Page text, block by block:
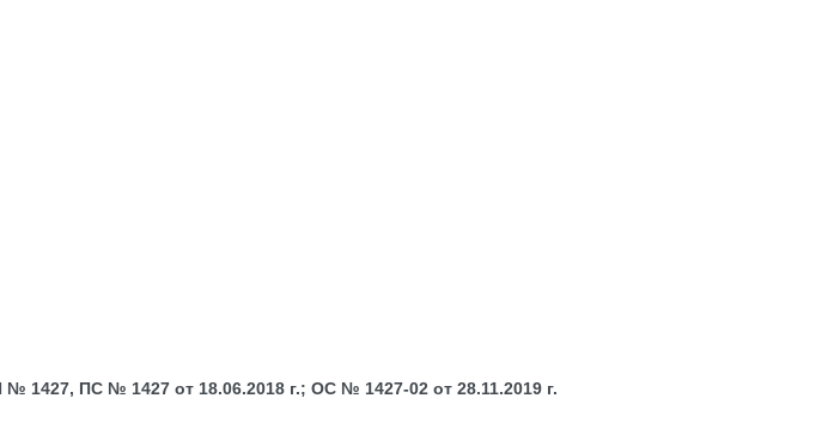
ПС № 1427 от 18.06.2018 г.; ОС № 1427-02 от 28.11.2019 г.